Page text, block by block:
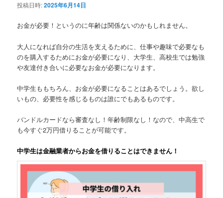
投稿日時:2025年6月14日
お金が必要！というのに年齢は関係ないのかもしれません。
大人になれば自分の生活を支えるために、仕事や趣味で必要なも
のを購入するためにお金が必要になり、大学生、高校生では勉強
や友達付き合いに必要なお金が必要になります。
中学生ももちろん、お金が必要になることはあるでしょう。欲し
いもの、必要性を感じるものは誰にでもあるものです。
バンドルカードなら審査なし！年齢制限なし！なので、中高生で
も今すぐ2万円借りることが可能です。
中学生は金融業者からお金を借りることはできません！